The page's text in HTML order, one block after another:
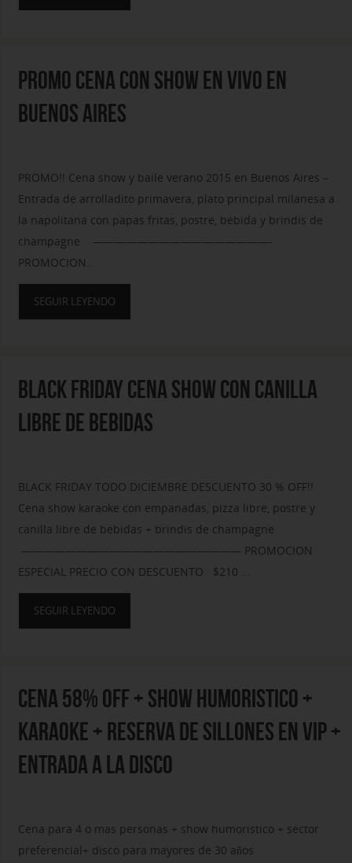
PROMO CENA CON SHOW EN VIVO EN
BUENOS AIRES
PROMO!! Cena show y baile verano 2015 en Buenos Aires –
Entrada de arrolladito primavera, plato principal milanesa a
la napolitana con papas fritas, postre, bebida y brindis de
champagne ————————————————-
PROMOCION…
SEGUIR LEYENDO
BLACK FRIDAY CENA SHOW CON CANILLA
LIBRE DE BEBIDAS
BLACK FRIDAY TODO DICIEMBRE DESCUENTO 30 % OFF!!
Cena show karaoke con empanadas, pizza libre, postre y
canilla libre de bebidas + brindis de champagne
———————————————————— PROMOCION
ESPECIAL PRECIO CON DESCUENTO $210 …
SEGUIR LEYENDO
CENA 58% OFF + SHOW HUMORISTICO +
KARAOKE + RESERVA DE SILLONES EN VIP +
ENTRADA A LA DISCO
Cena para 4 o mas personas + show humoristico + sector
preferencial+ disco para mayores de 30 años